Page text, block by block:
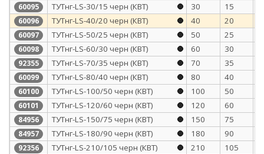
60095 ТУТнг-LS-30/15 черн (КВТ) 30 15
60096 ТУТнг-LS-40/20 черн (КВТ) 40 20
60097 ТУТнг-LS-50/25 черн (КВТ) 50 25
60098 ТУТнг-LS-60/30 черн (КВТ) 60 30
92355 ТУТнг-LS-70/35 черн (КВТ) 70 35
60099 ТУТнг-LS-80/40 черн (КВТ) 80 40
60100 ТУТнг-LS-100/50 черн (КВТ) 100 50
60101 ТУТнг-LS-120/60 черн (КВТ) 120 60
84956 ТУТнг-LS-150/75 черн (КВТ) 150 75
84957 ТУТнг-LS-180/90 черн (КВТ) 180 90
92356 ТУТнг-LS-210/105 черн (КВТ) 210 105